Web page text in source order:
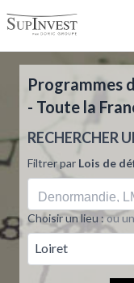
Programmes
- Toute la
RECHERCHER
Filtrer par Lois de
Choisir un lieu :ou
Loiret